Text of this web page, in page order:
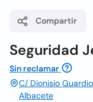
Compartir
Seguridad
Sin reclamar
C/ Dionisio
Albacete